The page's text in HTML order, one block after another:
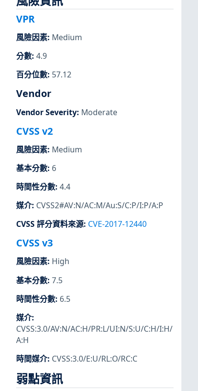
VPR
風險因素: Medium
分數: 4.9
百分位數: 57.12
Vendor
Vendor Severity: Moderate
CVSS v2
風險因素: Medium
基本分數: 6
時間性分數: 4.4
媒介: CVSS2#AV:N/AC:M/Au:S/C:P/I:P/A:P
CVSS 評分資料來源: CVE-2017-12440
CVSS v3
風險因素: High
基本分數: 7.5
時間性分數: 6.5
媒介:
CVSS:3.0/AV:N/AC:H/PR:L/UI:N/S:U/C:H/I:H/
A:H
時間媒介: CVSS:3.0/E:U/RL:O/RC:C
弱點資訊